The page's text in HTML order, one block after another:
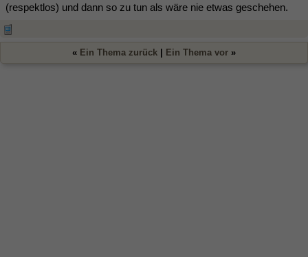
(respektlos) und dann so zu tun als wäre nie etwas geschehen.
« Ein Thema zurück Ein Thema vor »